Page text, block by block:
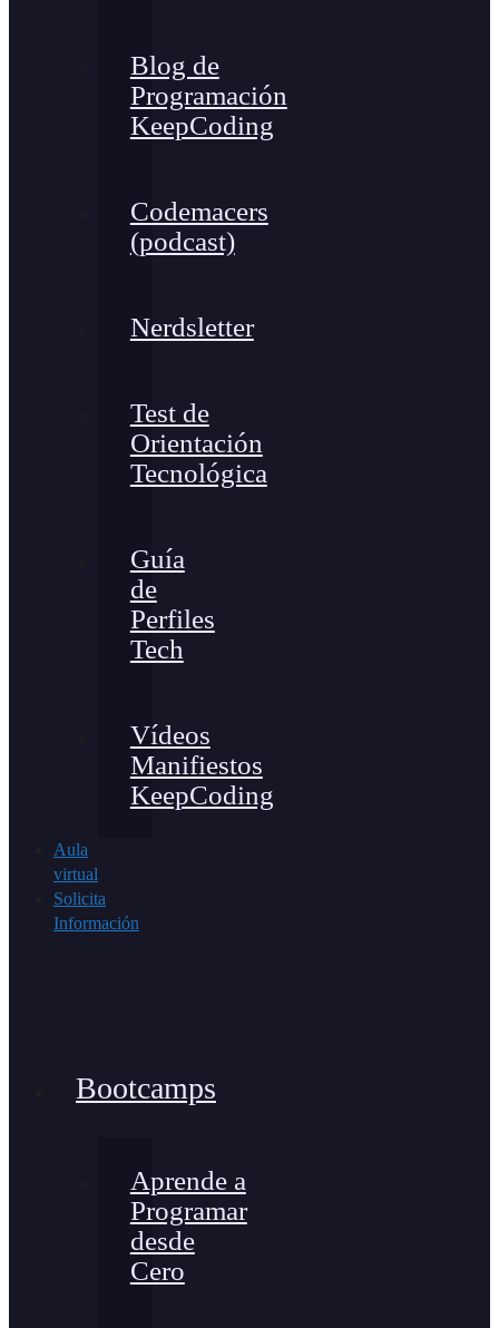
Blog de
Programación
KeepCoding
Codemacers
(podcast)
Nerdsletter
Test de
Orientación
Tecnológica
Guía
de
Perfiles
Tech
Vídeos
Manifiestos
KeepCoding
Aula
virtual
Solicita
Información
Bootcamps
Aprende a
Programar
desde
Cero